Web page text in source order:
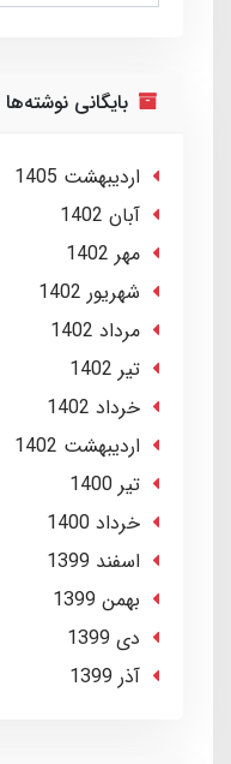
بایگانی نوشته‌ها
ارديبهشت 1405
آبان 1402
مهر 1402
شهریور 1402
مرداد 1402
تير 1402
خرداد 1402
ارديبهشت 1402
تير 1400
خرداد 1400
اسفند 1399
بهمن 1399
دی 1399
آذر 1399